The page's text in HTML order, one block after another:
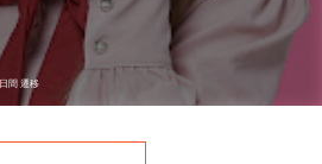
日間 遷移